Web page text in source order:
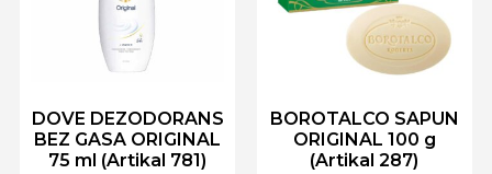
DOVE DEZODORANS
BEZ GASA ORIGINAL
75 ml (Artikal 781)
BOROTALCO SAPUN
ORIGINAL 100 g
(Artikal 287)